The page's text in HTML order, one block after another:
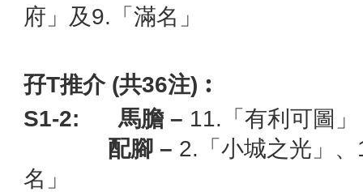
府」及9.「滿名」
孖T推介(共36注) ︰
S1-2: 馬膽– 11.「有利可圖」
配腳 – 2.「小城之光」
名」